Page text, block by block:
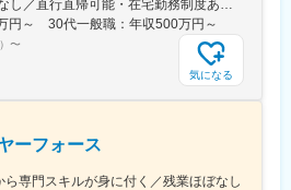
【本社勤務／基本転勤なし／直行直帰可能・在宅勤務制度あり】東京都品川区西五反田3丁目5番8号 JR目黒MARCビル12階（都営浅草線・JR山手線「五反田駅」より徒歩10分）※宿泊を伴う出張が発生する場合があります
円～ 30代一般職：年収500万円～
〜
気になる
ーフォース
専門スキルが身に付く／残業ほぼなし